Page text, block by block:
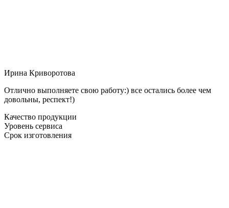
Ирина Криворотова
Отлично выполняете свою работу:) все остались более чем
довольны, респект!)
Качество продукции
Уровень сервиса
Срок изготовления